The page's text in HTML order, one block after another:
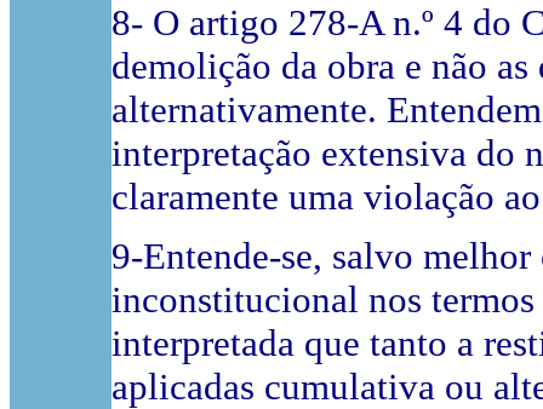
8- O artigo 278-A n.º 4 do
demolição da obra e não
alternativamente.
interpretação extensiva do
claramente uma violação
9-Entende-se, salvo
inconstitucional nos
interpretada que tanto a
aplicadas cumulativa ou